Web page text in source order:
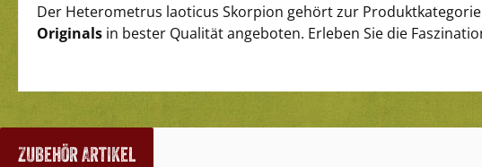
Der Heterometrus laoticus Skorpion gehört zur Produktkategorie
Originals in bester Qualität angeboten. Erleben Sie die
Zubehör Artikel